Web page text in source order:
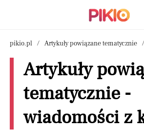
pikio.pl Artykuły powiązane tematycznie
Artykuły
tematycznie -
wiadomości z